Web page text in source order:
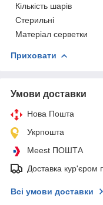
Кількість шарів
Стерильні
Матеріал серветки
Приховати
Умови доставки
Нова Пошта
Укрпошта
Meest ПОШТА
Доставка кур'єром
Всі умови доставки